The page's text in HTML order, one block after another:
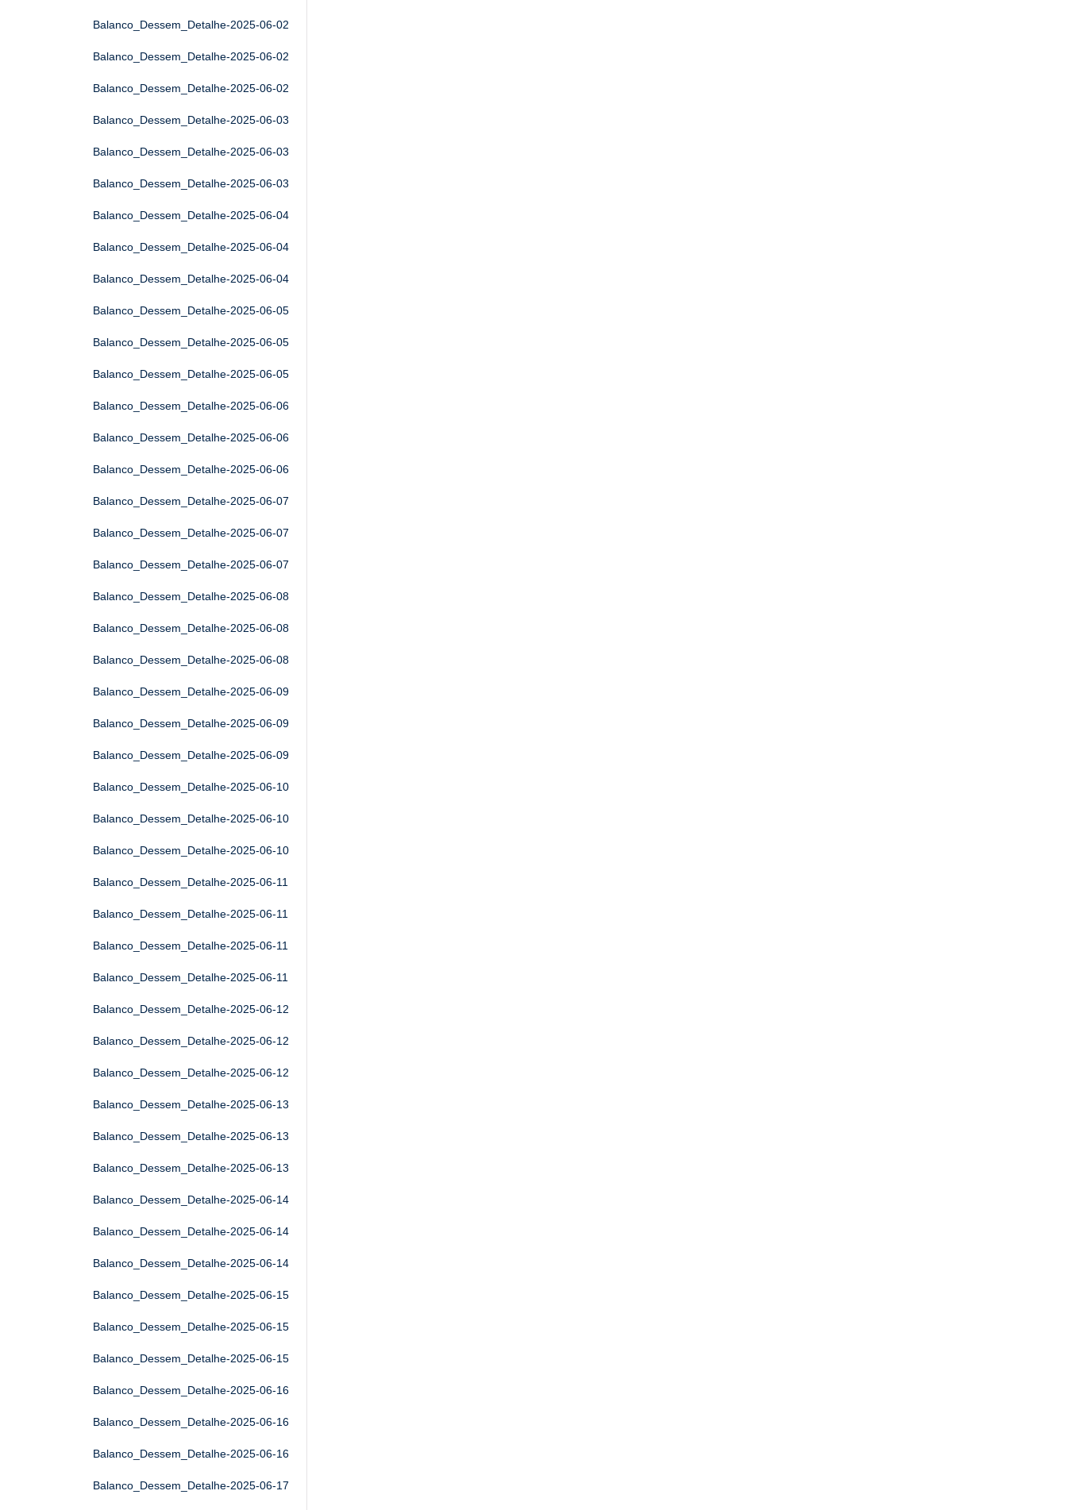
Balanco_Dessem_Detalhe-2025-06-02
Balanco_Dessem_Detalhe-2025-06-02
Balanco_Dessem_Detalhe-2025-06-02
Balanco_Dessem_Detalhe-2025-06-03
Balanco_Dessem_Detalhe-2025-06-03
Balanco_Dessem_Detalhe-2025-06-03
Balanco_Dessem_Detalhe-2025-06-04
Balanco_Dessem_Detalhe-2025-06-04
Balanco_Dessem_Detalhe-2025-06-04
Balanco_Dessem_Detalhe-2025-06-05
Balanco_Dessem_Detalhe-2025-06-05
Balanco_Dessem_Detalhe-2025-06-05
Balanco_Dessem_Detalhe-2025-06-06
Balanco_Dessem_Detalhe-2025-06-06
Balanco_Dessem_Detalhe-2025-06-06
Balanco_Dessem_Detalhe-2025-06-07
Balanco_Dessem_Detalhe-2025-06-07
Balanco_Dessem_Detalhe-2025-06-07
Balanco_Dessem_Detalhe-2025-06-08
Balanco_Dessem_Detalhe-2025-06-08
Balanco_Dessem_Detalhe-2025-06-08
Balanco_Dessem_Detalhe-2025-06-09
Balanco_Dessem_Detalhe-2025-06-09
Balanco_Dessem_Detalhe-2025-06-09
Balanco_Dessem_Detalhe-2025-06-10
Balanco_Dessem_Detalhe-2025-06-10
Balanco_Dessem_Detalhe-2025-06-10
Balanco_Dessem_Detalhe-2025-06-11
Balanco_Dessem_Detalhe-2025-06-11
Balanco_Dessem_Detalhe-2025-06-11
Balanco_Dessem_Detalhe-2025-06-11
Balanco_Dessem_Detalhe-2025-06-12
Balanco_Dessem_Detalhe-2025-06-12
Balanco_Dessem_Detalhe-2025-06-12
Balanco_Dessem_Detalhe-2025-06-13
Balanco_Dessem_Detalhe-2025-06-13
Balanco_Dessem_Detalhe-2025-06-13
Balanco_Dessem_Detalhe-2025-06-14
Balanco_Dessem_Detalhe-2025-06-14
Balanco_Dessem_Detalhe-2025-06-14
Balanco_Dessem_Detalhe-2025-06-15
Balanco_Dessem_Detalhe-2025-06-15
Balanco_Dessem_Detalhe-2025-06-15
Balanco_Dessem_Detalhe-2025-06-16
Balanco_Dessem_Detalhe-2025-06-16
Balanco_Dessem_Detalhe-2025-06-16
Balanco_Dessem_Detalhe-2025-06-17